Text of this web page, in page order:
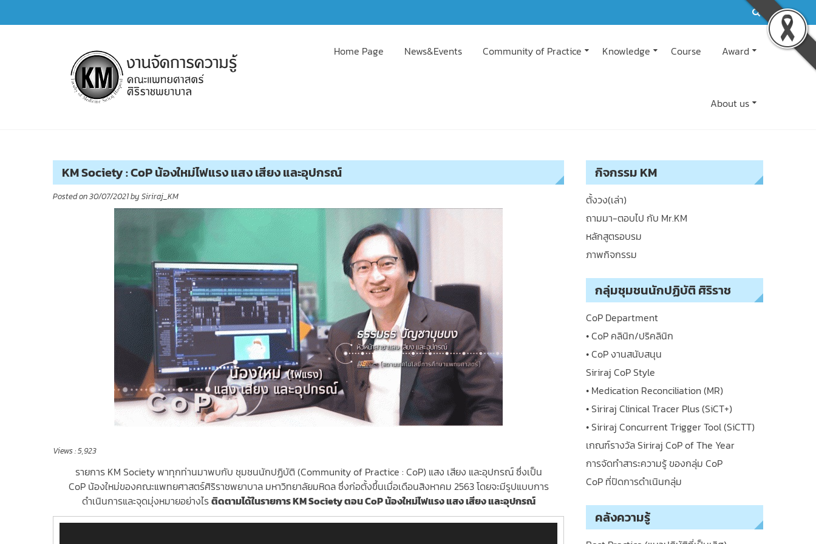
to
Home Page News&Events Community of Practice Knowledge Course Award
About us
KM Society : CoP น้องใหม่ไฟแรง แสง เสียง และอุปกรณ์
Posted on30/07/2021by Siriraj_KM
Views :5,923
รายการ KM Society พาทุกท่านมาพบกับ ชุมชนนักปฏิบัติ (Community of Practice : CoP) แสง เสียง และอุปกรณ์ ซึ่งเป็น
CoP น้องใหม่ของคณะแพทยศาสตร์ศิริราชพยาบาล มหาวิทยาลัยมหิดล ซึ่งก่อตั้งขึ้นเมื่อเดือนสิงหาคม 2563 โดยจะมีรูปแบบการ
ดำเนินการและจุดมุ่งหมายอย่างไรติดตามได้ในรายการKM Society ตอน CoP น้องใหม่ไฟแรง แสง เสียง และอุปกรณ์
กิจกรรม KM
ตั้งวง(เล่า)
ถามมา-ตอบไป กับ Mr.KM
หลักสูตรอบรม
ภาพกิจกรรม
กลุ่มชุมชนนักปฏิบัติ ศิริราช
CoP Department
• CoP คลินิก/ปริคลินิก
• CoP งานสนับสนุน
Siriraj CoP Style
• Medication Reconciliation (MR)
• Siriraj Clinical Tracer Plus (SiCT+)
• Siriraj Concurrent Trigger Tool (SiCTT)
เกณฑ์รางวัล Siriraj CoP of The Year
การจัดทำสาระความรู้ ของกลุ่ม CoP
CoP ที่ปิดการดำเนินกลุ่ม
คลังความรู้